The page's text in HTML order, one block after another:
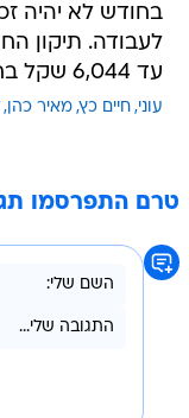
בחודש לא יהיה
לעבודה. תיקון
עד 6,044 שקל בחודש ללא אובדן קצבה.
עוני חיים כץ מאיר כהן
טרם התפרסמו